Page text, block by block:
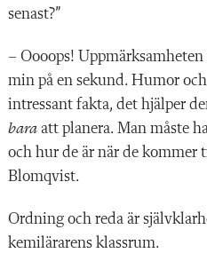
senast?”
– Oooops! Uppmärksamheten
min på en sekund. Humor och
intressant fakta, det hjälper
bara att planera. Man måste
och hur de är när de kommer
Blomqvist.
Ordning och reda är
kemilärarens klassrum.